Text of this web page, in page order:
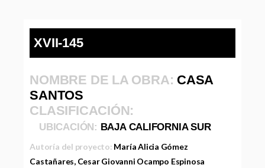
XVII-145
NOMBRE DE LA OBRA: CASA
SANTOS
CLASIFICACIÓN:
UBICACIÓN: BAJA CALIFORNIA SUR
Autoría del proyecto: María Alicia Gómez
Castañares, Cesar Giovanni Ocampo Espinosa